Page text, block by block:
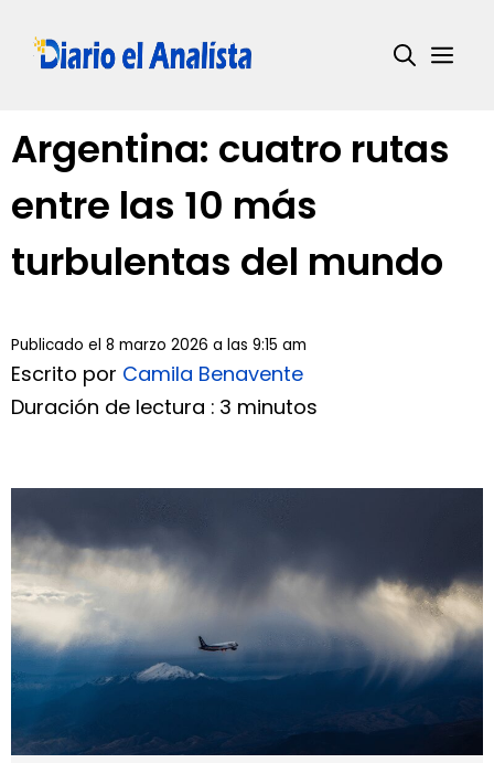
Argentina: cuatro rutas
entre las 10 más
turbulentas del mundo
Publicado el 8 marzo 2026 a las 9:15 am
Escrito por Camila Benavente
Duración de lectura : 3 minutos